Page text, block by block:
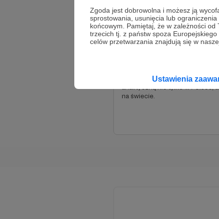
Zgoda jest dobrowolna i możesz ją
sprostowania, usunięcia lub
końcowym. Pamiętaj, że w zależności
trzecich tj. z państw spoza
celów przetwarzania znajdują się w
Ustawienia
Ważną informacją,
8 000 zł
miesięcznie
3 720 zł
brakuje
53%
i szerzej prezentować myśl
na świecie.